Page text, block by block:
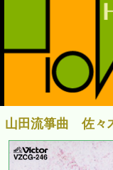
山田流箏曲 佐々